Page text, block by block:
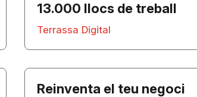
13.000 llocs de treball
Terrassa Digital
Reinventa el teu negoci